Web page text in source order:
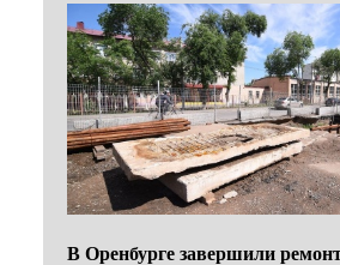
В Оренбурге завершили